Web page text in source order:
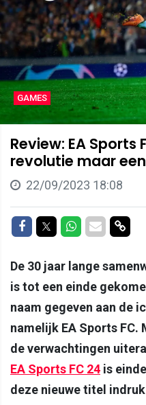
GAMES
Review: EA Sports
revolutie maar
22/09/2023 18:08
Delen op Facebook
Delen op Twitter
Delen op
Delen
De 30 jaar lange
is tot een einde
naam gegeven aan de
namelijk EA Sports FC.
de verwachtingen
EA Sports FC 24 is
deze nieuwe titel